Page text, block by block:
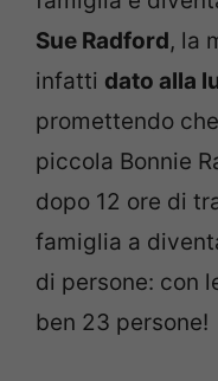
Sue Radford, la
infatti dato alla
promettendo
piccola Bonnie
dopo 12 ore di
famiglia a
di persone: con
ben 23 persone!